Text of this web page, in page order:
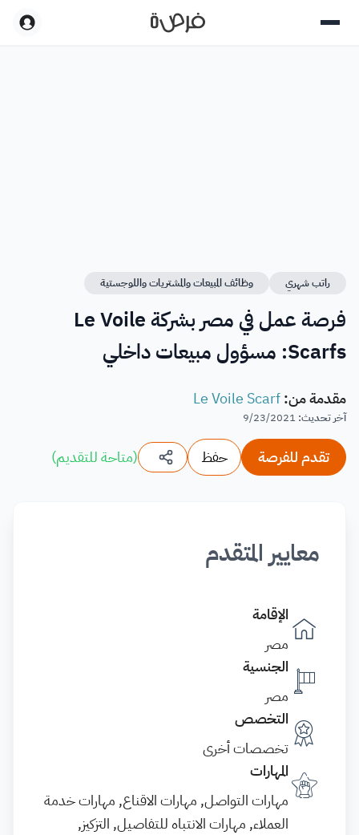
راتب شهري وظائف المبيعات والمشتريات واللوجستية
فرصة عمل في مصر بشركة Le Voile
Scarfs: مسؤول مبيعات داخلي
مقدمة من:
Le Voile Scarf
آخر تحديث:
9/23/2021
تقدم للفرصة حفظ (متاحة للتقديم)
معايير المتقدم
الإقامة
مصر
الجنسية
مصر
التخصص
تخصصات أخرى
المهارات
مهارات التواصل, مهارات الاقناع, مهارات خدمة
العملاء, مهارات الانتباه للتفاصيل, التزكيز,